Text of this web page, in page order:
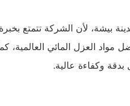
بيشة، لأن الشركة تتمتع
مواد العزل المائي العالمية،
بدقة وكفاءة عالية.